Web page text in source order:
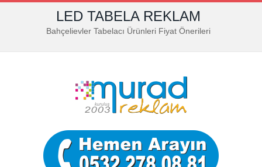
LED TABELA REKLAM
Bahçelievler Tabelacı Ürünleri Fiyat Önerileri